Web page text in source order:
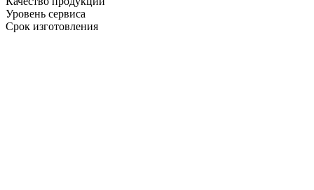
Уровень сервиса
Срок изготовления